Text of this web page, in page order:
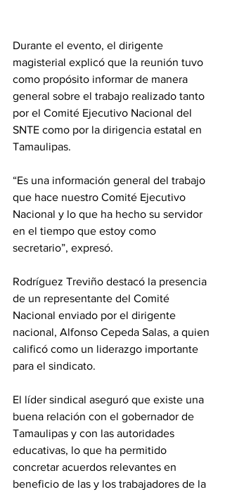
Durante el evento, el dirigente
magisterial explicó que la reunión tuvo
como propósito informar de manera
general sobre el trabajo realizado tanto
por el Comité Ejecutivo Nacional del
SNTE como por la dirigencia estatal en
Tamaulipas.
“Es una información general del trabajo
que hace nuestro Comité Ejecutivo
Nacional y lo que ha hecho su servidor
en el tiempo que estoy como
secretario”, expresó.
Rodríguez Treviño destacó la presencia
de un representante del Comité
Nacional enviado por el dirigente
nacional, Alfonso Cepeda Salas, a quien
calificó como un liderazgo importante
para el sindicato.
El líder sindical aseguró que existe una
buena relación con el gobernador de
Tamaulipas y con las autoridades
educativas, lo que ha permitido
concretar acuerdos relevantes en
beneficio de las y los trabajadores de la